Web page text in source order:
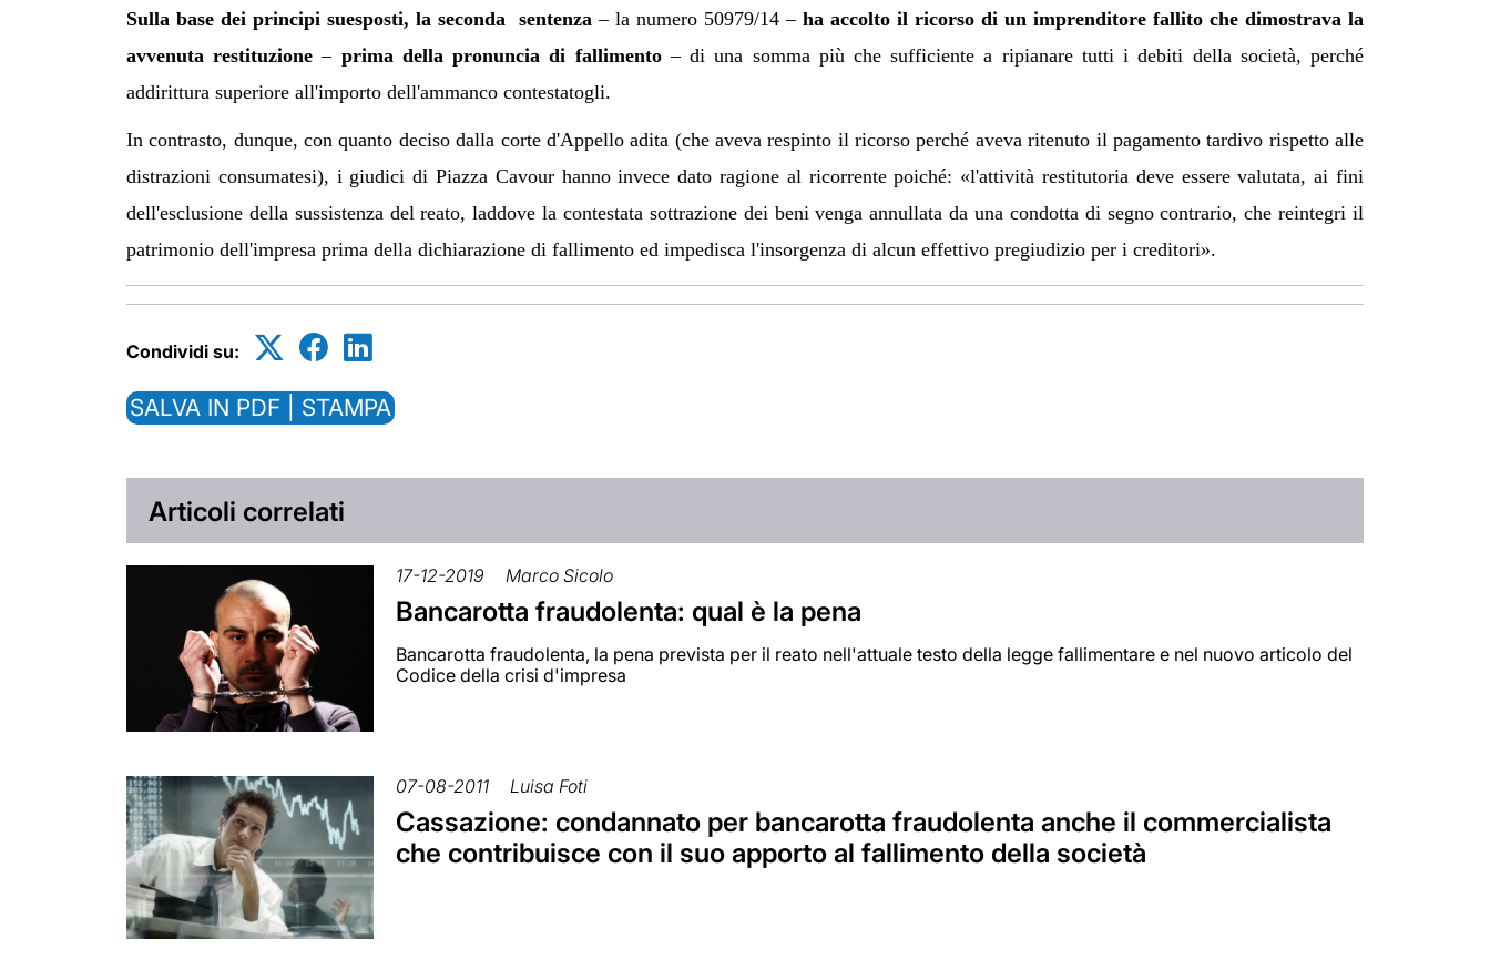
Sulla base dei principi suesposti, la seconda sentenza– la numero 50979/14 – ha accolto il ricorso di un imprenditore fallito che dimostrava la
avvenuta restituzione– prima della pronuncia di fallimento– di una somma più che sufficiente a ripianare tutti i debiti della società, perché
addirittura superiore all'importo dell'ammanco contestatogli.
In contrasto, dunque, con quanto deciso dalla corte d'Appello adita (che aveva respinto il ricorso perché aveva ritenuto il pagamento tardivo rispetto alle
distrazioni consumatesi), i giudici di Piazza Cavour hanno invece dato ragione al ricorrente poiché: «l'attività restitutoria deve essere valutata, ai fini
dell'esclusione della sussistenza del reato, laddove la contestata sottrazione dei beni venga annullata da una condotta di segno contrario, che reintegri il
patrimonio dell'impresa prima della dichiarazione di fallimento ed impedisca l'insorgenza di alcun effettivo pregiudizio per i creditori».
Condividi su:
SALVA IN PDF | STAMPA
Articoli correlati
17-12-2019 Marco Sicolo
Bancarotta fraudolenta: qual è la pena
Bancarotta fraudolenta, la pena prevista per il reato nell'attuale testo della legge fallimentare e nel nuovo articolo del
Codice della crisi d'impresa
07-08-2011 Luisa Foti
Cassazione: condannato per bancarotta fraudolenta anche il commercialista
che contribuisce con il suo apporto al fallimento della società